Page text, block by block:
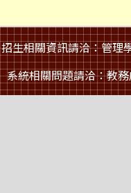
招生相關資訊請洽：管理
系統相關問題請洽：教